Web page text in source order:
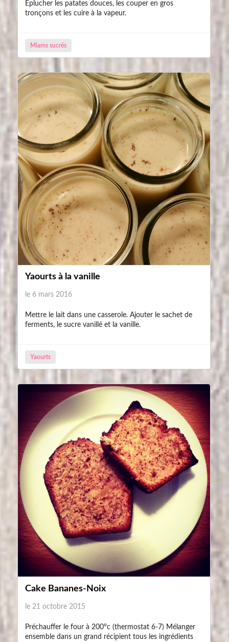
Éplucher les patates douces, les couper en gros
tronçons et les cuire à la vapeur.
Miams sucrés
Yaourts à la vanille
le 6 mars 2016
Mettre le lait dans une casserole. Ajouter le sachet de
ferments, le sucre vanillé et la vanille.
Yaourts
Cake Bananes-Noix
le 21 octobre 2015
Préchauffer le four à 200°c (thermostat 6-7) Mélanger
ensemble dans un grand récipient tous les ingrédients